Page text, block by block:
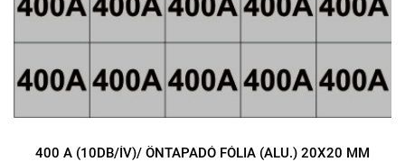
400 A (10DB/ÍV)/ ÖNTAPADÓ FÓLIA (ALU.) 20X20 MM